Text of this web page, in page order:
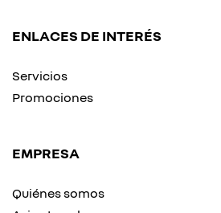
ENLACES DE INTERÉS
Servicios
Promociones
EMPRESA
Quiénes somos